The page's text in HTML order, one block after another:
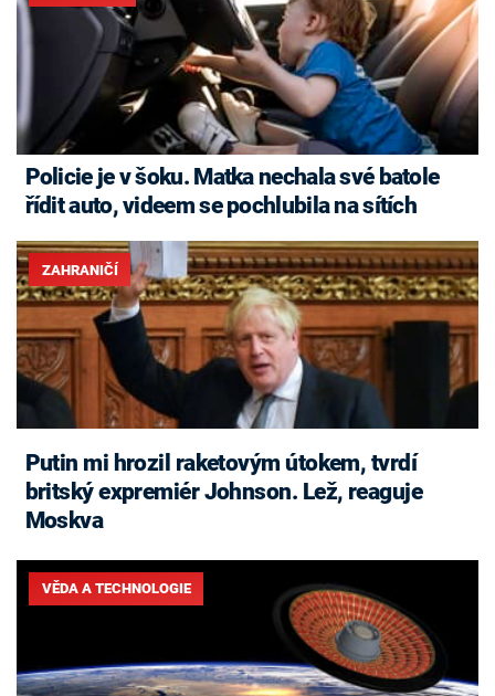
Policie je v šoku. Matka nechala své batole
řídit auto, videem se pochlubila na sítích
ZAHRANIČÍ
Putin mi hrozil raketovým útokem, tvrdí
britský expremiér Johnson. Lež, reaguje
Moskva
VĚDA A TECHNOLOGIE